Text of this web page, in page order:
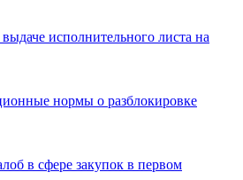
исполнительного листа на
нормы о разблокировке
в сфере закупок в первом